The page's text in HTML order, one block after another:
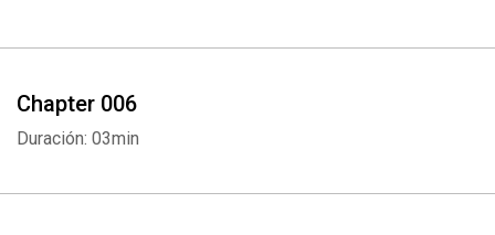
Chapter 006
Duración: 03min